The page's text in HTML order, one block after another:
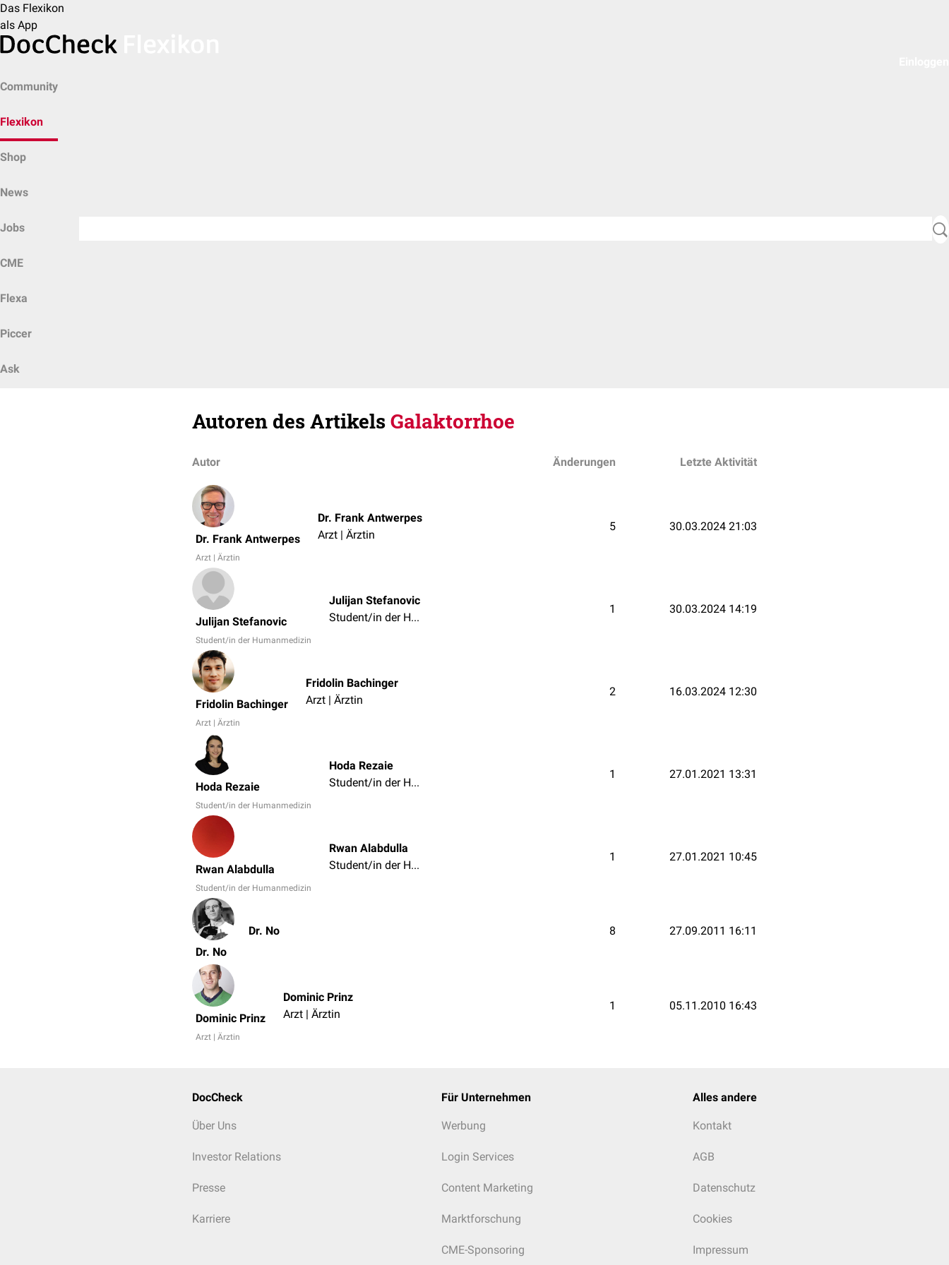
Das Flexikon
als App
Community
Flexikon
Shop
News
Jobs
CME
Flexa
Piccer
Ask
Autoren des ArtikelsGalaktorrhoe
Autor Änderungen Letzte Aktivität
Dr. Frank Antwerpes
Arzt | Ärztin
Dr. Frank Antwerpes
Arzt | Ärztin
5 30.03.2024 21:03
Julijan Stefanovic
Student/in der Humanmedizin
Julijan Stefanovic
Student/in der Humanmedizin
1 30.03.2024 14:19
Fridolin Bachinger
Arzt | Ärztin
Fridolin Bachinger
Arzt | Ärztin
2 16.03.2024 12:30
Hoda Rezaie
Student/in der Humanmedizin
Hoda Rezaie
Student/in der Humanmedizin
1 27.01.2021 13:31
Rwan Alabdulla
Student/in der Humanmedizin
Rwan Alabdulla
Student/in der Humanmedizin
1 27.01.2021 10:45
Dr. No
Dr. No 8 27.09.2011 16:11
Dominic Prinz
Arzt | Ärztin
Dominic Prinz
Arzt | Ärztin
1 05.11.2010 16:43
DocCheck
Über Uns
Investor Relations
Presse
Karriere
Für Unternehmen
Werbung
Login Services
Content Marketing
Marktforschung
CME-Sponsoring
Alles andere
Kontakt
AGB
Datenschutz
Cookies
Impressum